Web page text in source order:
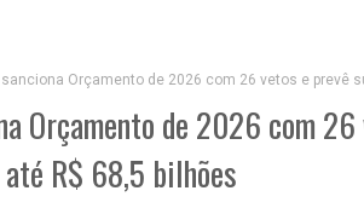
sanciona Orçamento de 2026 com 26 vetos e prevê
Orçamento de 2026 com
R$ 68,5 bilhões